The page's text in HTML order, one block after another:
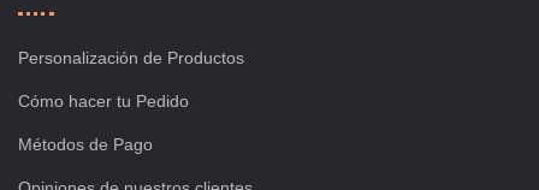
Personalización de Productos
Cómo hacer tu Pedido
Métodos de Pago